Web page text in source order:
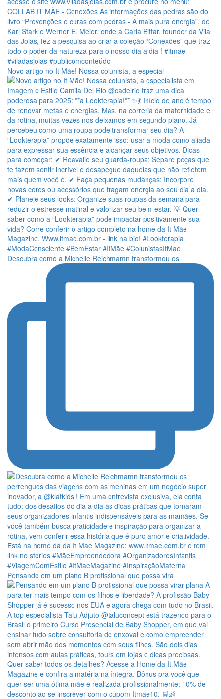
Novo artigo no It Mãe! Nossa colunista, a especial
Descubra como a Michelle Reichmamn transformou os
Pensando em um plano B profissional que possa vira